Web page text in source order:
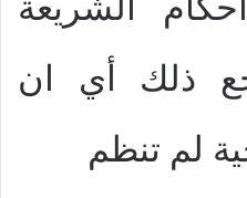
ذلك أي ان
لم تنظم